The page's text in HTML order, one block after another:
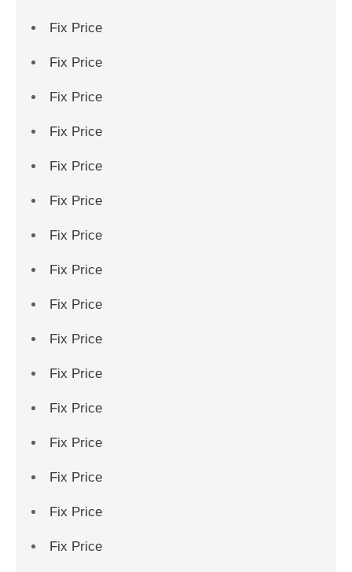
Fix Price
Fix Price
Fix Price
Fix Price
Fix Price
Fix Price
Fix Price
Fix Price
Fix Price
Fix Price
Fix Price
Fix Price
Fix Price
Fix Price
Fix Price
Fix Price